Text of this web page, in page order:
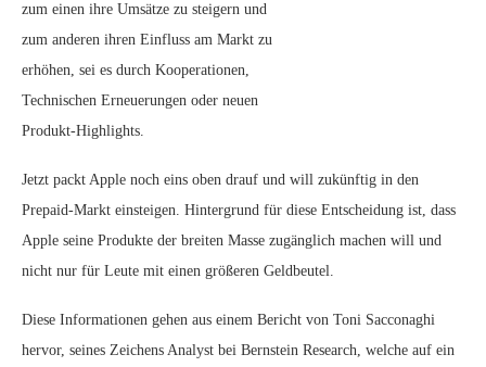
zum einen ihre Umsätze zu steigern und
zum anderen ihren Einfluss am Markt zu
erhöhen, sei es durch Kooperationen,
Technischen Erneuerungen oder neuen
Produkt-Highlights.
Jetzt packt Apple noch eins oben drauf und will zukünftig in den
Prepaid-Markt einsteigen. Hintergrund für diese Entscheidung ist, dass
Apple seine Produkte der breiten Masse zugänglich machen will und
nicht nur für Leute mit einen größeren Geldbeutel.
Diese Informationen gehen aus einem Bericht von Toni Sacconaghi
hervor, seines Zeichens Analyst bei Bernstein Research, welche auf ein